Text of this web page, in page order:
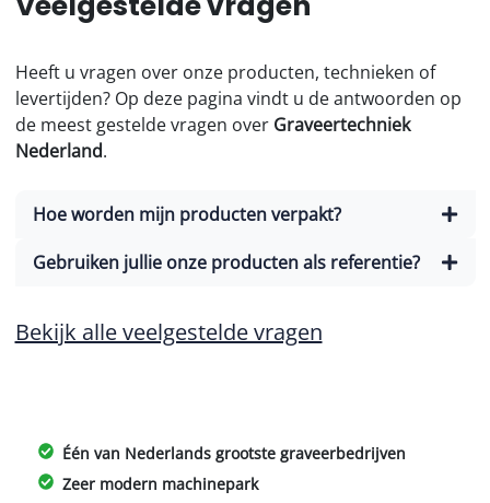
Heeft u vragen over onze producten, technieken of
levertijden? Op deze pagina vindt u de antwoorden op
de meest gestelde vragen over Graveertechniek
Nederland.
Hoe worden mijn producten verpakt?
Gebruiken jullie onze producten als referentie?
Bekijk alle veelgestelde vragen
Één van Nederlands grootste graveerbedrijven
Zeer modern machinepark